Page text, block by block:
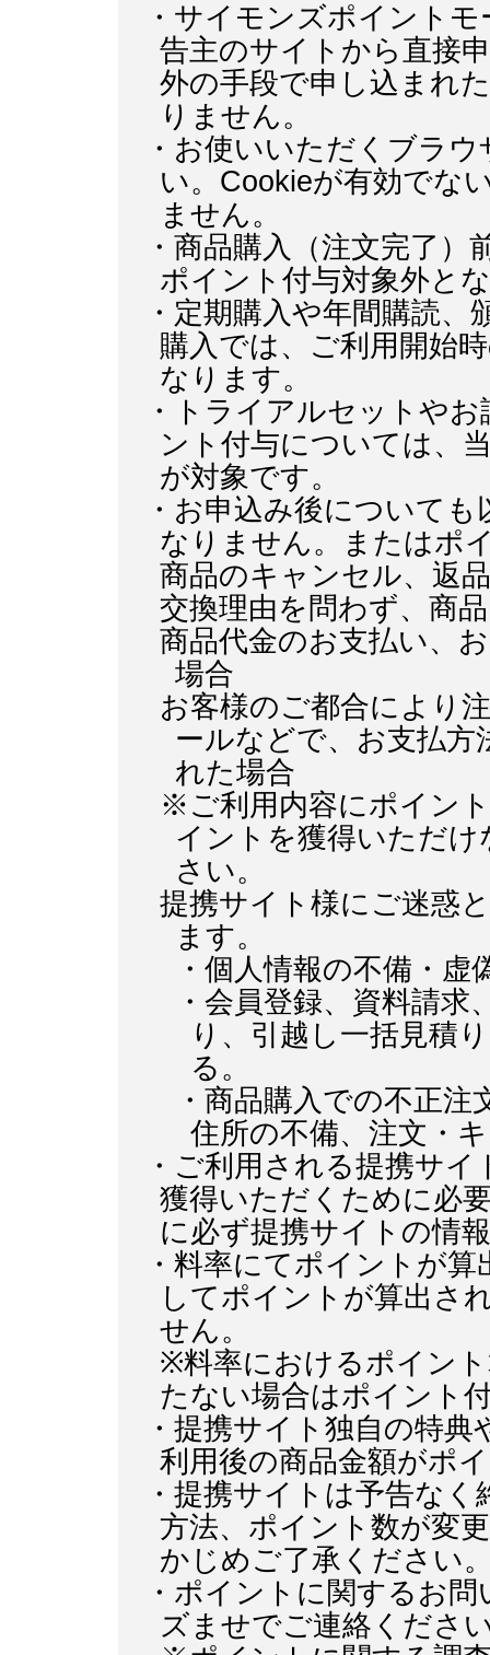
・サイモンズポイント
告主のサイトから直接
外の手段で申し込まれ
りません。
・お使いいただくブラ
い。Cookieが有効でな
ません。
・商品購入（注文完了
ポイント付与対象外と
・定期購入や年間購読
購入では、ご利用開始
なります。
・トライアルセットや
ント付与については、
が対象です。
・お申込み後について
なりません。またはポ
商品のキャンセル、返品
交換理由を問わず、商
商品代金のお支払い、
場合
お客様のご都合により
ールなどで、お支払方
れた場合
※ご利用内容にポイン
イントを獲得いただ
さい。
提携サイト様にご迷惑
ます。
・個人情報の不備・
・会員登録、資料請
り、引越し一括見積
る。
・商品購入での不正
住所の不備、注文・
・ご利用される提携サ
獲得いただくために必
に必ず提携サイトの情
・料率にてポイントが
してポイントが算出さ
せん。
※料率におけるポイン
たない場合はポイント
・提携サイト独自の特
利用後の商品金額がポ
・提携サイトは予告な
方法、ポイント数が変
かじめご了承ください
・ポイントに関するお
ズませでご連絡くださ